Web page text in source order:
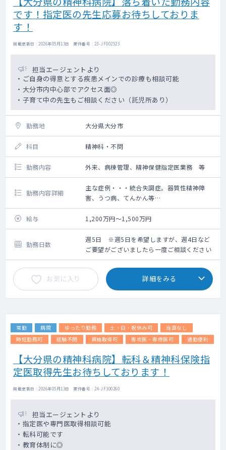
です！指定医の先生応募お待ちしておりま
す！
掲載更新日 : 2026年05月13日 案件番号 : 23-JF002523
担当エージェントより
・ご自身の得意とする疾患メインでの診療も相談可能
・大分市内中心部でアクセス面◎
・子育て中の先生もご相談ください（託児所あり）
勤務地 大分県大分市
科目 精神科・不問
勤務内容 外来、病棟管理、精神保健指定医業務 等
勤務内容詳細
主な症例・・・統合失調症。器質性精神障
害、うつ病、てんかん等
外来
週1コマ
担当医制
医師により20～50名/コマ
病棟管理
受持ち50名位
時間外の対応：基本無し。出動は無し、稀に
コールで指示を仰ぐケースはある
※月1回程度土曜日の診療をお願いする可能性
あり
給与 1,200万円～1,500万円
勤務日数
週5日 ※週5日を希望しますが、週4日など
ご要望がございましたら一度ご相談ください
お気に入り 詳細をみる
常勤 病院 ゆったり勤務 土・日・祝休み可
当直なし
時短勤務可
経験不問 資格取得可 専攻医・専修医可 通勤便利
【大分県の精神科病院】転科＆精神科保険指
定医取得先生お待ちしております！
掲載更新日 : 2026年05月13日 案件番号 : 24-JF300260
担当エージェントより
・指定医や専門医取得相談可能
・転科可能です
・教育体制に◎